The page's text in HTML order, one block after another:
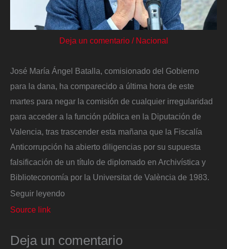
Deja un comentario / Nacional
José María Ángel Batalla, comisionado del Gobierno
para la dana, ha comparecido a última hora de este
martes para negar la comisión de cualquier irregularidad
para acceder a la función pública en la Diputación de
Valencia, tras trascender esta mañana que la Fiscalía
Anticorrupción ha abierto diligencias por su supuesta
falsificación de un título de diplomado en Archivística y
Biblioteconomía por la Universitat de València de 1983.
Seguir leyendo
Source link
Deja un comentario